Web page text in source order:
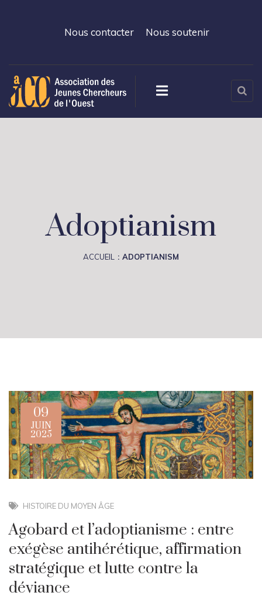
Nous contacter Nous soutenir
Adoptianism
ACCUEIL ADOPTIANISM
09
JUIN
2025
HISTOIRE DU MOYEN ÂGE
Agobard et l’adoptianisme : entre
exégèse antihérétique, affirmation
stratégique et lutte contre la
déviance